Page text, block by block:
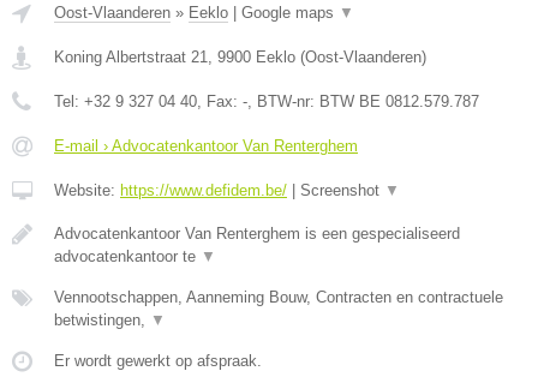
Oost-Vlaanderen » Eeklo Google maps ▼
Koning Albertstraat 21, 9900 Eeklo (Oost-Vlaanderen)
Tel: +32 9 327 04 40, Fax: -, BTW-nr: BTW BE 0812.579.787
E-mail › Advocatenkantoor Van Renterghem
Website: https://www.defidem.be/ Screenshot ▼
Advocatenkantoor Van Renterghem is een gespecialiseerd
advocatenkantoor te ▼
Vennootschappen, Aanneming Bouw, Contracten en contractuele
betwistingen, ▼
Er wordt gewerkt op afspraak.